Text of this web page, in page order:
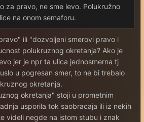
za pravo, ne sme levo. Polukružno
na onom semaforu.
ili "dozvoljeni smerovi pravo i
polukruznog okretanja? Ako je
jer je npr ta ulica jednosmerna tj
u pogresan smer, to ne bi trebalo
okretanja.
okretanja" stoji u prometnim
usporila tok saobracaja ili iz nekih
videli negde na istom stubu i znak